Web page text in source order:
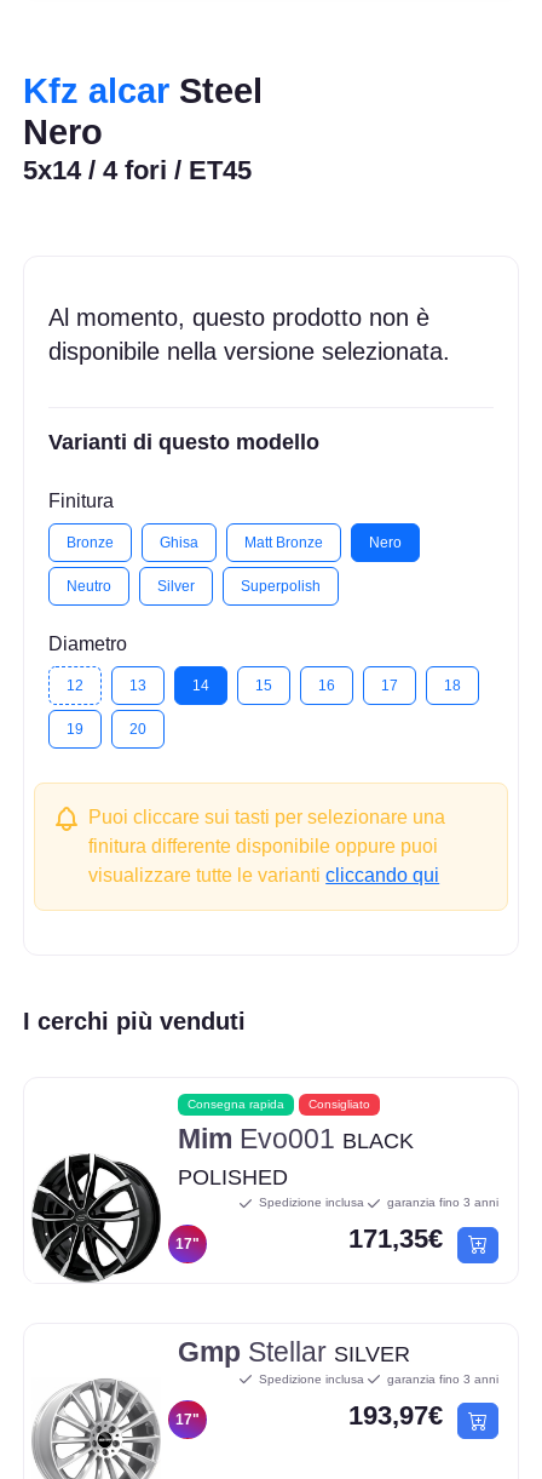
Kfz alcar Steel
Nero
5x14 / 4 fori / ET45
Al momento, questo prodotto non è
disponibile nella versione selezionata.
Varianti di questo modello
Finitura
Bronze Ghisa Matt Bronze Nero
Neutro Silver Superpolish
Diametro
12 13 14 15 16 17 18
19 20
Puoi cliccare sui tasti per selezionare una
finitura differente disponibile oppure puoi
visualizzare tutte le varianticliccando qui
I cerchi più venduti
Consegna rapida Consigliato
Mim Evo001 BLACK
POLISHED
17"
Spedizione inclusa garanzia fino 3 anni
171,35€
Gmp Stellar SILVER
17"
Spedizione inclusa garanzia fino 3 anni
193,97€